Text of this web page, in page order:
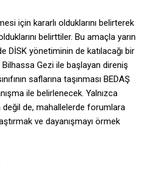
için kararlı olduklarını belirterek
belirttiler. Bu amaçla yarın
DİSK yönetiminin de katılacağı bir
Bilhassa Gezi ile başlayan direniş
saflarına taşınması BEDAŞ
ile belirlenecek. Yalnızca
değil de, mahallelerde forumlara
ve dayanışmayı örmek